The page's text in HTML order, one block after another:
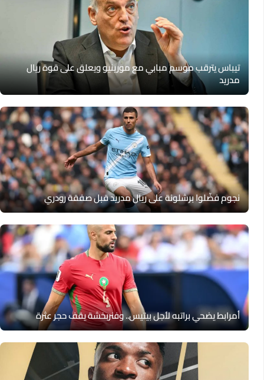
تيباس يترقب موسم مبابي مع مورينيو ويعلق على قوة ريال
مدريد
نجوم فضّلوا برشلونة على ريال مدريد قبل صفقة رودري
أمرابط يضحي براتبه لأجل بيتيس.. وفنربخشة يقف حجر عثرة